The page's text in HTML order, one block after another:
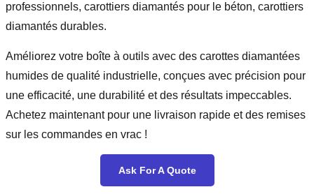
professionnels, carottiers diamantés pour le béton, carottiers
diamantés durables.
Améliorez votre boîte à outils avec des carottes diamantées
humides de qualité industrielle, conçues avec précision pour
une efficacité, une durabilité et des résultats impeccables.
Achetez maintenant pour une livraison rapide et des remises
sur les commandes en vrac !
Ask For A Quote